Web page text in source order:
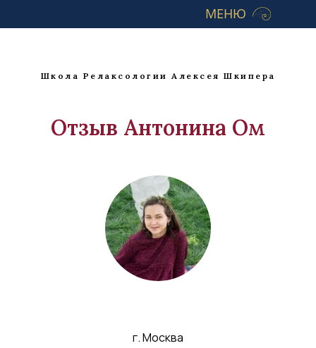
МЕНЮ
Школа Релаксологии Алексея Шкипера
Отзыв Антонина Ом
г. Москва